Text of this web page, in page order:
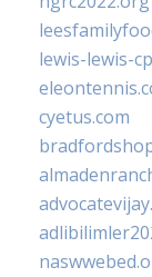
lewis-lewis-
cyetus.com